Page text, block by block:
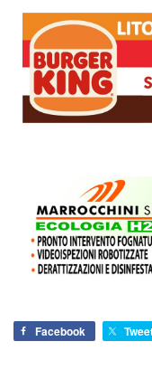
Facebook